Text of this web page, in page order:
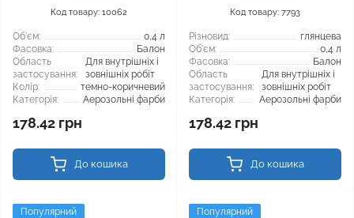
Код товару: 10062
Об'єм:
0,4 л
Фасовка:
Балон
Область
застосування:
Для внутрішніх і
зовнішніх робіт
Колір:
темно-коричневий
Категорія:
Аерозольні фарби
178.42 грн
До кошика
Код товару: 7793
Різновид:
глянцева
Об'єм:
0,4 л
Фасовка:
Балон
Область
застосування:
Для внутрішніх і
зовнішніх робіт
Категорія:
Аерозольні фарби
178.42 грн
До кошика
Популярний Популярний